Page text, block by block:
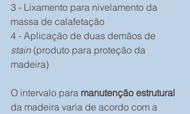
3 - Lixamento para nivelamento da
massa de calafetação
4 - Aplicação de duas demãos de
stain (produto para proteção da
madeira)
O intervalo para manutenção estrutural
da madeira varia de acordo com a